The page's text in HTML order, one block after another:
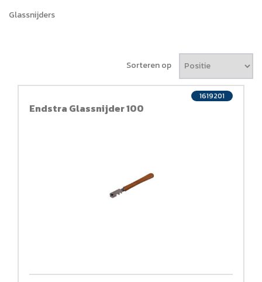
Glassnijders
Sorteren op
Endstra Glassnijder 100
1619201